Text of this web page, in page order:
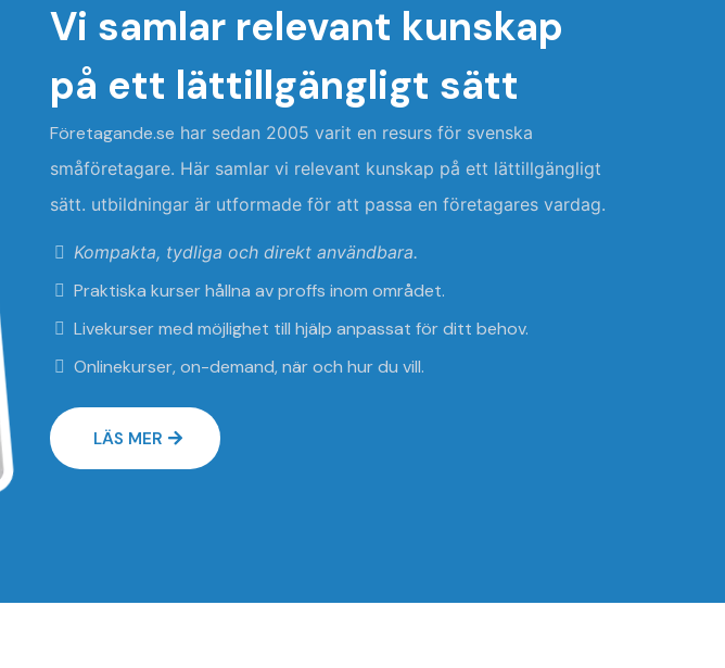
Vi samlar relevant kunskap
på ett lättillgängligt sätt
Företagande.se har sedan 2005 varit en resurs för svenska
småföretagare. Här samlar vi relevant kunskap på ett lättillgängligt
sätt. utbildningar är utformade för att passa en företagares vardag.
Kompakta, tydliga och direkt användbara.
Praktiska kurser hållna av proffs inom området.
Livekurser med möjlighet till hjälp anpassat för ditt behov.
Onlinekurser, on-demand, när och hur du vill.
LÄS MER